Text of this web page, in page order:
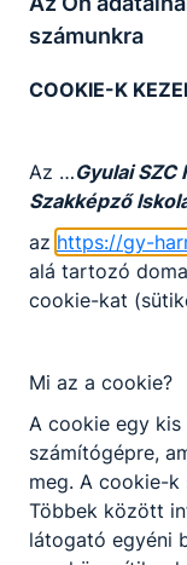
számunkra
COOKIE-K
Az …Gyulai
Szakképző
az https://gy-
alá tartozó
cookie-kat
Mi az a cookie?
A cookie egy
számítógépre,
meg. A cookie-k
Többek között
látogató egyéni